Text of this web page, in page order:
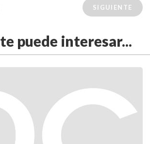
SIGUIENTE
puede interesar...